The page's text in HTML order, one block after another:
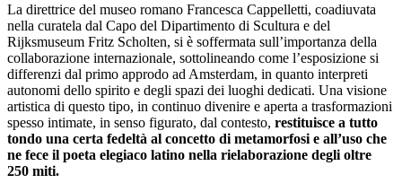
La direttrice del museo romano Francesca Cappelletti, coadiuvata
nella curatela dal Capo del Dipartimento di Scultura e del
Rijksmuseum Fritz Scholten, si è soffermata sull’importanza della
collaborazione internazionale, sottolineando come l’esposizione si
differenzi dal primo approdo ad Amsterdam, in quanto interpreti
autonomi dello spirito e degli spazi dei luoghi dedicati. Una visione
artistica di questo tipo, in continuo divenire e aperta a trasformazioni
spesso intimate, in senso figurato, dal contesto, restituisce a tutto
tondo una certa fedeltà al concetto di metamorfosi e all’uso che
ne fece il poeta elegiaco latino nella rielaborazione degli oltre
250 miti.